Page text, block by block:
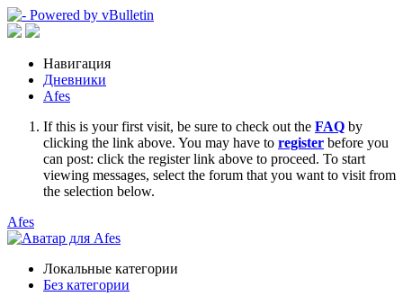
Навигация
Дневники
Afes
If this is your first visit, be sure to check out the FAQ by
clicking the link above. You may have to register before you
can post: click the register link above to proceed. To start
viewing messages, select the forum that you want to visit from
the selection below.
Afes
Локальные категории
Без категории